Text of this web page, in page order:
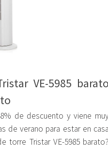
VE-5985 barato
de descuento y viene
de verano para estar en casa
torre Tristar VE-5985 barato?